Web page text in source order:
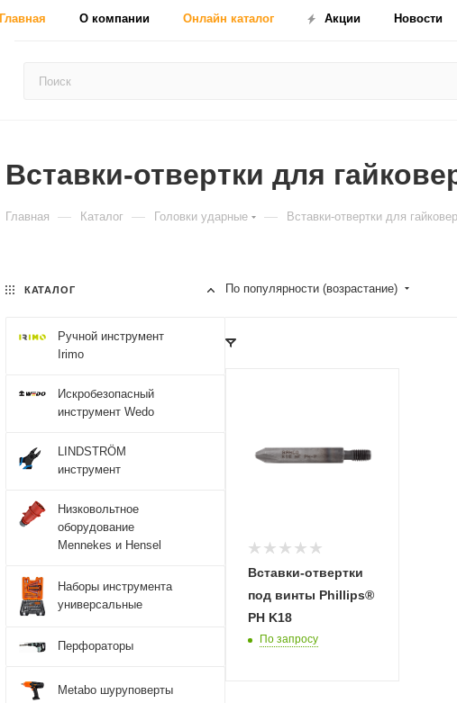
Главная О компании Онлайн каталог Акции Новости
Вставки-отвертки для
Главная — Каталог — Головки ударные — Вставки-отвертки для
По популярности (возрастание)
Вставки-отвертки
под винты Phillips®
PH K18
По запросу
КАТАЛОГ
Ручной инструмент
Irimo
Искробезопасный
инструмент Wedo
LINDSTRÖM
инструмент
Низковольтное
оборудование
Mennekes и Hensel
Наборы инструмента
универсальные
Перфораторы
Metabo шуруповерты